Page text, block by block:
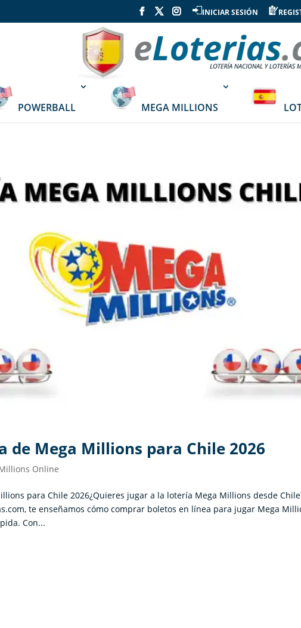
INICIAR SESIÓN
POWERBALL MEGA MILLIONS
de Mega Millions para Chile 2026
Online
para Chile 2026¿Quieres jugar a la lotería Mega Millions desde
te enseñamos cómo comprar boletos en línea para jugar Mega
Con...